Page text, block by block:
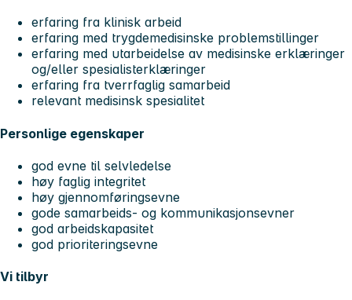
erfaring fra klinisk arbeid
erfaring med trygdemedisinske problemstillinger
erfaring med utarbeidelse av medisinske erklæringer
og/eller spesialisterklæringer
erfaring fra tverrfaglig samarbeid
relevant medisinsk spesialitet
Personlige egenskaper
god evne til selvledelse
høy faglig integritet
høy gjennomføringsevne
gode samarbeids- og kommunikasjonsevner
god arbeidskapasitet
god prioriteringsevne
Vi tilbyr